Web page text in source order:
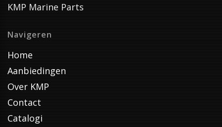
KMP Marine Parts
Navigeren
Home
Aanbiedingen
Over KMP
Contact
Catalogi